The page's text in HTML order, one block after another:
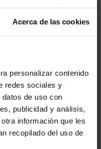
Acerca de las cookies
personalizar contenido
redes sociales y
de uso con
publicidad y análisis,
información que les
recopilado del uso de
clássicos